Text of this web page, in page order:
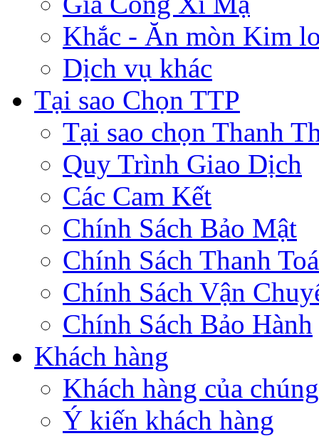
Khắc - Ăn mòn Kim
Dịch vụ khác
Tại sao Chọn TTP
Tại sao chọn Thanh
Quy Trình Giao Dịch
Các Cam Kết
Chính Sách Bảo Mật
Chính Sách Thanh
Chính Sách Vận
Chính Sách Bảo Hành
Khách hàng
Khách hàng của
Ý kiến khách hàng